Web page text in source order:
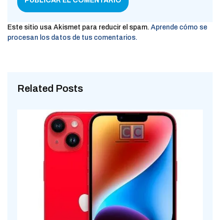
Este sitio usa Akismet para reducir el spam. Aprende cómo se
procesan los datos de tus comentarios.
Related Posts